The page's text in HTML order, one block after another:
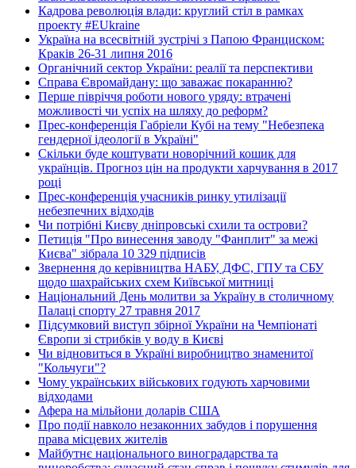
Кадрова революція влади: круглий стіл в рамках
проекту #EUkraine
Україна на всесвітній зустрічі з Папою Франциском:
Краків 26-31 липня 2016
Органічний сектор України: реалії та перспективи
Справа Євромайдану: що заважає покаранню?
Перше півріччя роботи нового уряду: втрачені
можливості чи успіх на шляху до реформ?
Прес-конференція Габріели Кубі на тему "Небезпека
гендерної ідеології в Україні"
Скільки буде коштувати новорічний кошик для
українців. Прогноз цін на продукти харчування в 2017
році
Прес-конференція учасників ринку утилізації
небезпечних відходів
Чи потрібні Києву дніпровські схили та острови?
Петиція "Про винесення заводу "Фанплит" за межі
Києва" зібрала 10 329 підписів
Звернення до керівництва НАБУ, ДФС, ГПУ та СБУ
щодо шахрайських схем Київської митниці
Національний День молитви за Україну в столичному
Палаці спорту 27 травня 2017
Підсумковий виступ збірної України на Чемпіонаті
Європи зі стрибків у воду в Києві
Чи відновиться в Україні виробництво знаменитої
"Кольчуги"?
Чому українських військових годують харчовими
відходами
Афера на мільйони доларів США
Про події навколо незаконних забудов і порушення
права місцевих жителів
Майбутнє національного виноградарства та